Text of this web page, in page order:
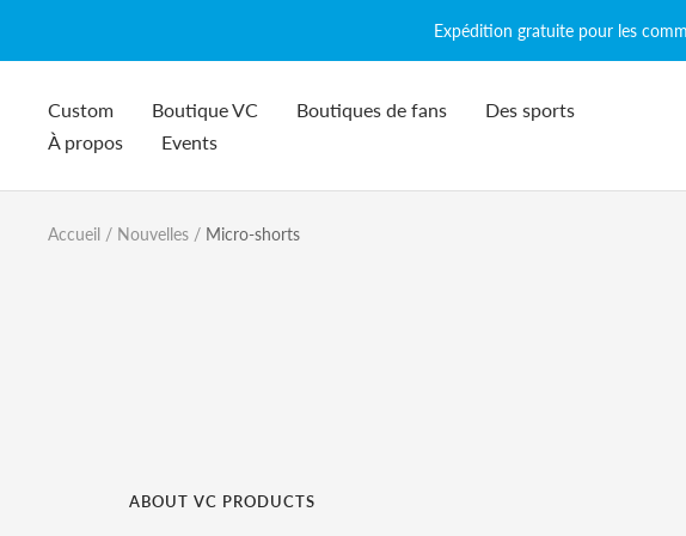
Expédition gratuite pour les
Custom Boutique VC Boutiques de fans
Des sports
À propos
Events
Accueil Nouvelles Micro-shorts
ABOUT VC PRODUCTS